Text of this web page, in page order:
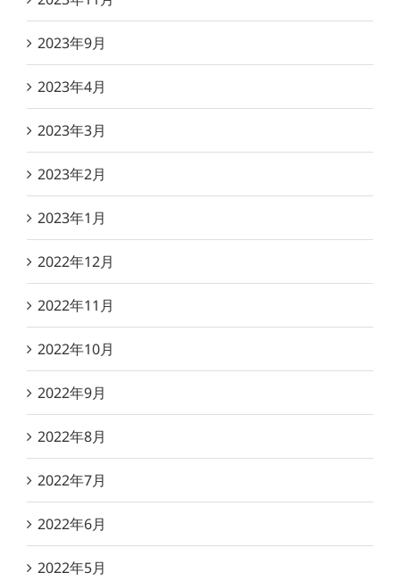
2023年9月
2023年4月
2023年3月
2023年2月
2023年1月
2022年12月
2022年11月
2022年10月
2022年9月
2022年8月
2022年7月
2022年6月
2022年5月